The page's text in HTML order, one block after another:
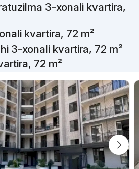
3-xonali kvartira,
kvartira, 72 m²
3-xonali kvartira, 72 m²
72 m²